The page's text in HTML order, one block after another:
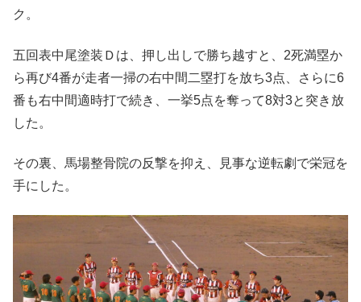
ク。
五回表中尾塗装Ｄは、押し出しで勝ち越すと、2死満塁か
ら再び4番が走者一掃の右中間二塁打を放ち3点、さらに6
番も右中間適時打で続き、一挙5点を奪って8対3と突き放
した。
その裏、馬場整骨院の反撃を抑え、見事な逆転劇で栄冠を
手にした。